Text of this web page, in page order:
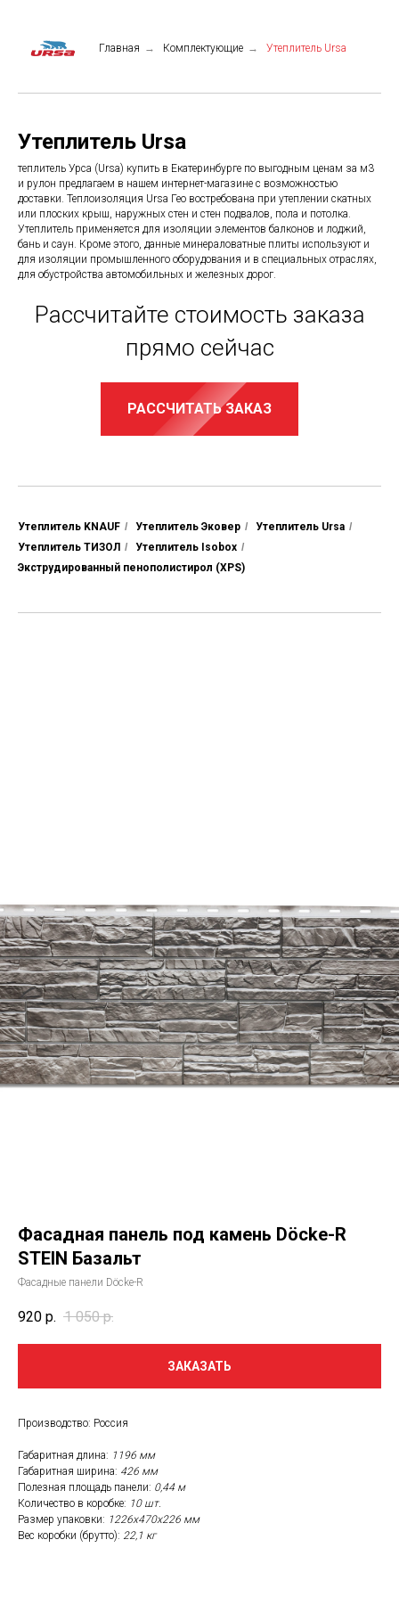
Главная → Комплектующие → Утеплитель Ursa
Утеплитель Ursa
теплитель Урса (Ursa) купить в Екатеринбурге по выгодным ценам за м3
и рулон предлагаем в нашем интернет-магазине с возможностью
доставки. Теплоизоляция Ursa Гео востребована при утеплении скатных
или плоских крыш, наружных стен и стен подвалов, пола и потолка.
Утеплитель применяется для изоляции элементов балконов и лоджий,
бань и саун. Кроме этого, данные минераловатные плиты используют и
для изоляции промышленного оборудования и в специальных отраслях,
для обустройства автомобильных и железных дорог.
Рассчитайте стоимость заказа
прямо сейчас
РАССЧИТАТЬ ЗАКАЗ
Утеплитель KNAUF / Утеплитель Эковер / Утеплитель Ursa /
Утеплитель ТИЗОЛ / Утеплитель Isobox /
Экструдированный пенополистирол (XPS)
Фасадная панель под камень Döcke-R
STEIN Базальт
Фасадные панели Döcke-R
920 р. 1 050 р.
ЗАКАЗАТЬ
Производство: Россия
Габаритная длина: 1196 мм
Габаритная ширина: 426 мм
Полезная площадь панели: 0,44 м
Количество в коробке: 10 шт.
Размер упаковки: 1226х470х226 мм
Вес коробки (брутто): 22,1 кг